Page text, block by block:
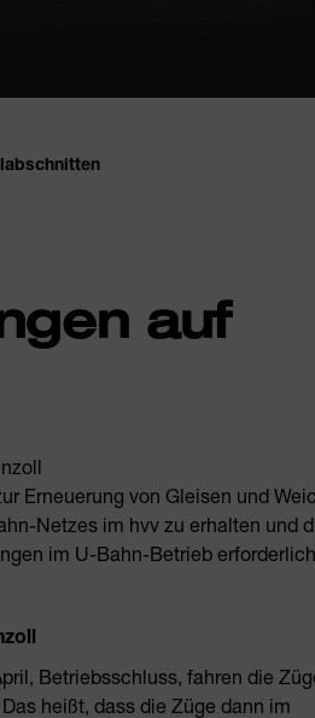
auf
Erneuerung von Gleisen und
Netzes im hvv zu erhalten und
im U-Bahn-Betrieb
Betriebsschluss, fahren die
heißt, dass die Züge dann im